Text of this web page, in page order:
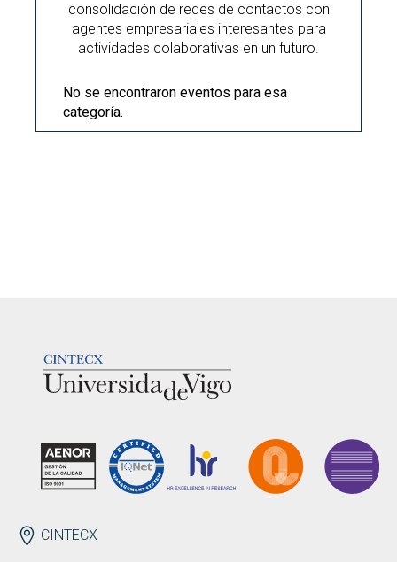
consolidación de redes de contactos con
agentes empresariales interesantes para
actividades colaborativas en un futuro.
No se encontraron eventos para esa
categoría.
ENDEREZO ES
CINTECX